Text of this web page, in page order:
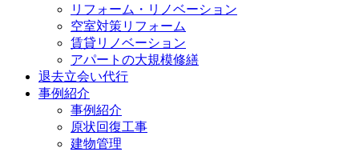
リフォーム・リノベーション
空室対策リフォーム
賃貸リノベーション
アパートの大規模修繕
退去立会い代行
事例紹介
事例紹介
原状回復工事
建物管理